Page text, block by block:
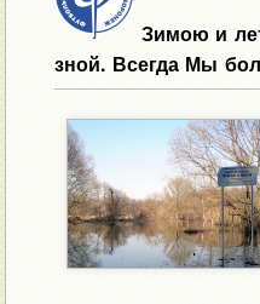
Зимою и
зной. Всегда Мы